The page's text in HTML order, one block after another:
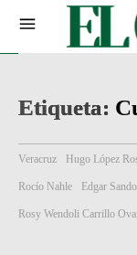
Etiqueta:
Veracruz Hugo López
Rocío Nahle Edgar
Rosy Wendoli Carrillo